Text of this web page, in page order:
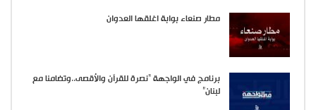
مطار صنعاء بوابة اغلقها العدوان
برنامج في الواجهة “نصرة للقرآن والأقصى..وتضامنا مع
لبنان”